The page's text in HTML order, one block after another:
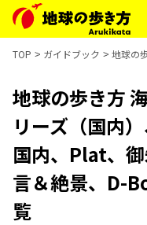
TOP ガイドブック 地球の
地球の歩き方
リーズ（国内
国内、Plat、
言＆絶景、D-
覧